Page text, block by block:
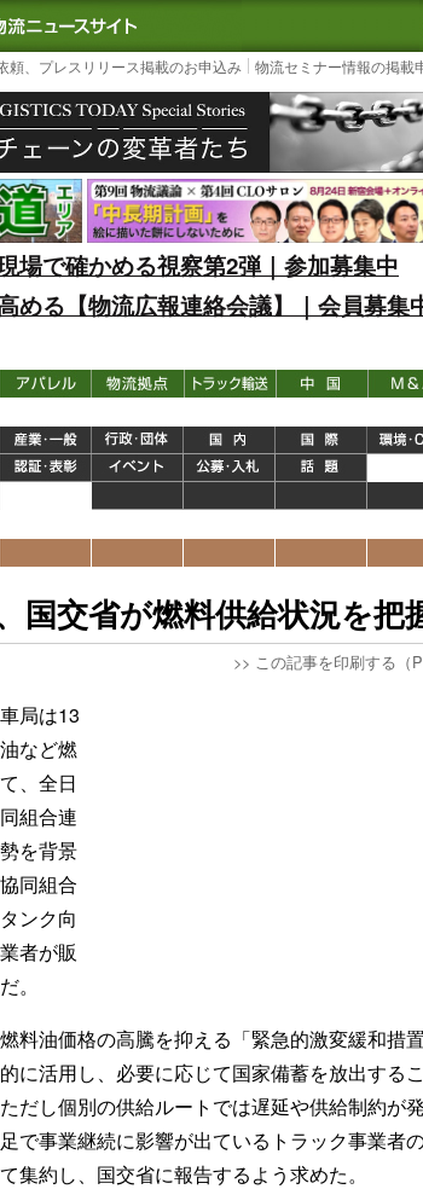
｜国内最大の物流ニュースサイト
3PL, SCMなど国
頼、プレスリリース掲載のお申込み 物流セミナー情報の掲載
場で確かめる視察第2弾｜参加募集中
める【物流広報連絡会議】｜会員募集
国交省が燃料供給状況を把
>> この記事を印刷する（
局は13
など燃
、全日
組合連
を背景
同組合
ンク向
者が販
。
料油価格の高騰を抑える「緊急的激変緩和措置
に活用し、必要に応じて国家備蓄を放出する
だし個別の供給ルートでは遅延や供給制約が
で事業継続に影響が出ているトラック事業者
集約し、国交省に報告するよう求めた。